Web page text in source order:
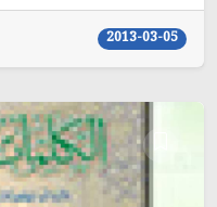
2013-03-05